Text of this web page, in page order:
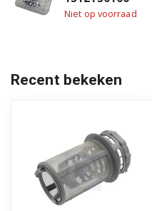
DE3762FW 7623983842
DFDN1530X 7693237642
DFDN1530X 7651843942
Niet op voorraad
Recent bekeken